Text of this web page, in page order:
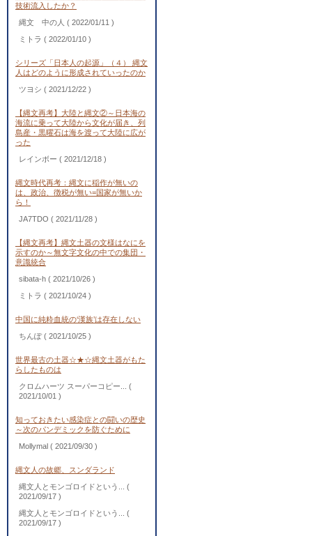
技術流入したか？
縄文 中の人 ( 2022/01/11 )
ミトラ ( 2022/01/10 )
シリーズ「日本人の起源」（４） 縄文
人はどのように形成されていったのか
ツヨシ ( 2021/12/22 )
【縄文再考】大陸と縄文②～日本海の
海流に乗って大陸から文化が届き、列
島産・黒曜石は海を渡って大陸に広が
った
レインボー ( 2021/12/18 )
縄文時代再考：縄文に稲作が無いの
は、政治、徴税が無い=国家が無いか
ら！
JA7TDO ( 2021/11/28 )
【縄文再考】縄文土器の文様はなにを
示すのか～無文字文化の中での集団・
意識統合
sibata-h ( 2021/10/26 )
ミトラ ( 2021/10/24 )
中国に純粋血統の‘漢族’は存在しない
ちんぽ( 2021/10/25 )
世界最古の土器☆★☆縄文土器がもた
らしたものは
クロムハーツ スーパーコピー... (
2021/10/01 )
知っておきたい感染症との闘いの歴史
～次のパンデミックを防ぐために
Mollymal ( 2021/09/30 )
縄文人の故郷、スンダランド
縄文人とモンゴロイドという... (
2021/09/17 )
縄文人とモンゴロイドという... (
2021/09/17 )